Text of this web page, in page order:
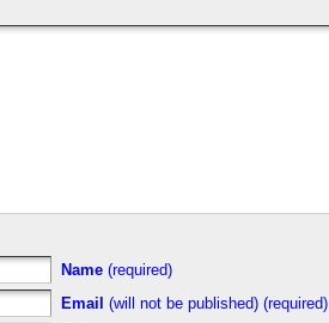
Name (required)
Email (will not be published) (required)